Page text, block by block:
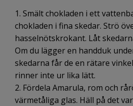
1. Smält chokladen i ett
chokladen i fina skedar. Strö
hasselnötskrokant. Låt
Om du lägger en handduk
skedarna får de en rätare
rinner inte ur lika lätt.
2. Fördela Amarula, rom och
värmetåliga glas. Häll på det